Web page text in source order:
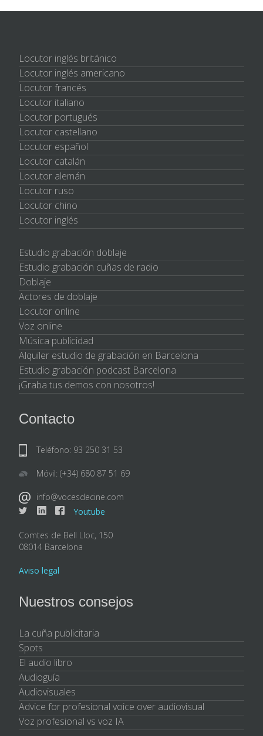
Locutor inglés británico
Locutor inglés americano
Locutor francés
Locutor italiano
Locutor portugués
Locutor castellano
Locutor español
Locutor catalán
Locutor alemán
Locutor ruso
Locutor chino
Locutor inglés
Estudio grabación doblaje
Estudio grabación cuñas de radio
Doblaje
Actores de doblaje
Locutor online
Voz online
Música publicidad
Alquiler estudio de grabación en Barcelona
Estudio grabación podcast Barcelona
¡Graba tus demos con nosotros!
Contacto
Teléfono: 93 250 31 53
Móvil: (+34) 680 87 51 69
info@vocesdecine.com
Youtube
Comtes de Bell Lloc, 150
08014 Barcelona
Aviso legal
Nuestros consejos
La cuña publicitaria
Spots
El audio libro
Audioguía
Audiovisuales
Advice for profesional voice over audiovisual
Voz profesional vs voz IA